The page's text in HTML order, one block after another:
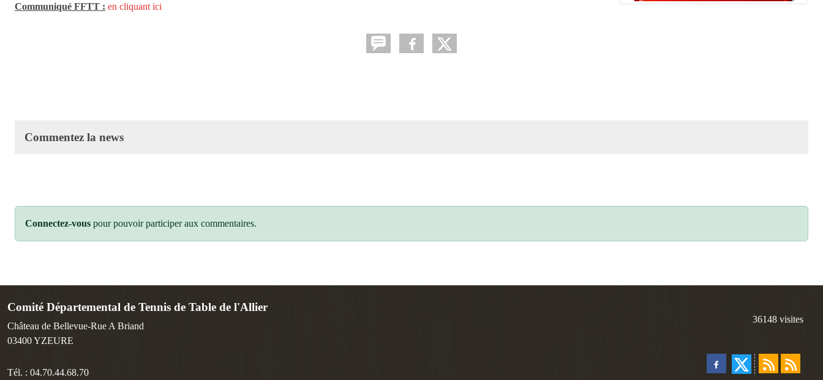
Communiqué FFTT : en cliquant ici
Commentez la news
Connectez-vous pour pouvoir participer aux commentaires.
Comité Départemental de Tennis de Table de l'Allier
Château de Bellevue-Rue A Briand
03400YZEURE
Tél. : 04.70.44.68.70
36148 visites